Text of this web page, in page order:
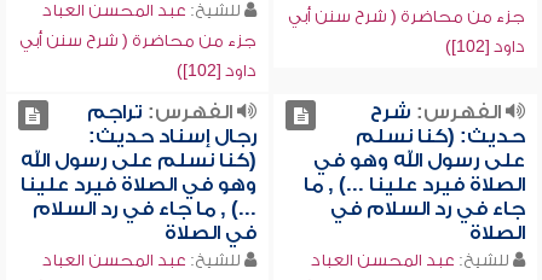
جزء من محاضرة ( شرح سنن أبي
داود [102])
للشيخ: عبد المحسن العباد
جزء من محاضرة ( شرح سنن أبي
داود [102])
الفهرس: شرح
حديث: (كنا نسلم
على رسول الله وهو في
الصلاة فيرد علينا ...) , ما
جاء في رد السلام في
الصلاة
للشيخ: عبد المحسن العباد
الفهرس: تراجم
رجال إسناد حديث:
(كنا نسلم على رسول الله
وهو في الصلاة فيرد علينا
...) , ما جاء في رد السلام
في الصلاة
للشيخ: عبد المحسن العباد